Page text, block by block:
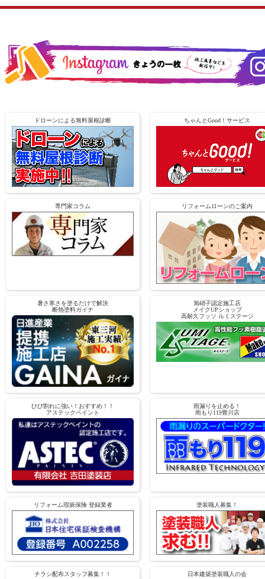
ドローンによる無料屋根診断 ちゃんとGood！サービス
専門家コラム リフォームローンのご案内
暑さ寒さを塗るだけで解決
断熱塗料ガイナ
旭硝子認定施工店
メイクUPショップ
高耐久フッソ ルミステージ
ひび割れに強い！おすすめ！！
アステックペイント
雨漏りを止める！
雨もり119豊川店
リフォーム瑕疵保険 登録業者 塗装職人募集！
チラシ配布スタッフ募集！！ 日本建築塗装職人の会